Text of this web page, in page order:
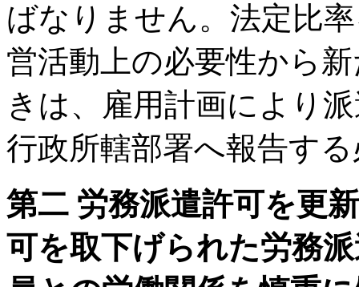
ばなりません。法定比
営活動上の必要性から
きは、雇用計画により
行政所轄部署へ報告す
第二 労務派遣許可を更
可を取下げられた労務